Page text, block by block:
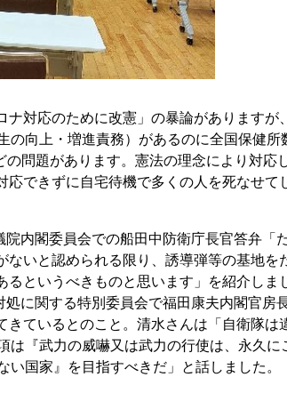
対応のために改憲」の暴論がありますが
の向上・増進責務）があるのに全国保健所
問題があります。憲法の理念により対応
できずに自宅待機で多くの人を死なせて
内閣委員会での船田中防衛庁長官答弁「
いと認められる限り、誘導弾等の基地を
るというべきものと思います」を紹介しま
に関する特別委員会で福田康夫内閣官房
ているとのこと。清水さんは「自衛隊は
『武力の威嚇又は武力の行使は、永久に
国家』を目指すべきだ」と話しました。